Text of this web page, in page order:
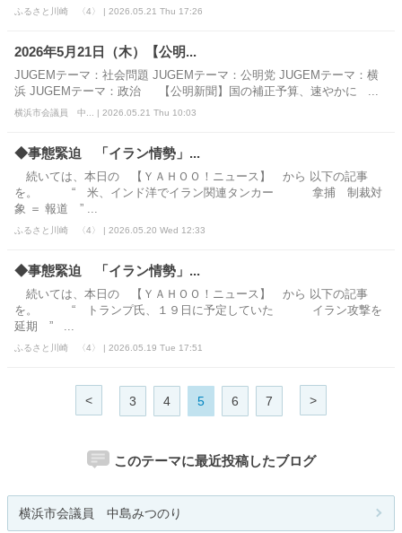
ふるさと川崎 〈4〉 | 2026.05.21 Thu 17:26
2026年5月21日（木）【公明...
JUGEMテーマ：社会問題 JUGEMテーマ：公明党 JUGEMテーマ：横
浜 JUGEMテーマ：政治 【公明新聞】国の補正予算、速やかに ...
横浜市会議員 中... | 2026.05.21 Thu 10:03
◆事態緊迫 「イラン情勢」...
続いては、本日の 【ＹＡＨＯＯ！ニュース】 から 以下の記事
を。 “ 米、インド洋でイラン関連タンカー 拿捕 制裁対
象 ＝ 報道 ” ...
ふるさと川崎 〈4〉 | 2026.05.20 Wed 12:33
◆事態緊迫 「イラン情勢」...
続いては、本日の 【ＹＡＨＯＯ！ニュース】 から 以下の記事
を。 “ トランプ氏、１９日に予定していた イラン攻撃を
延期 ” ...
ふるさと川崎 〈4〉 | 2026.05.19 Tue 17:51
< 3 4 5 6 7 >
このテーマに最近投稿したブログ
横浜市会議員 中島みつのり